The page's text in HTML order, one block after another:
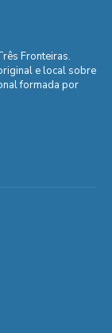
Fronteiras.
e local sobre
formada por